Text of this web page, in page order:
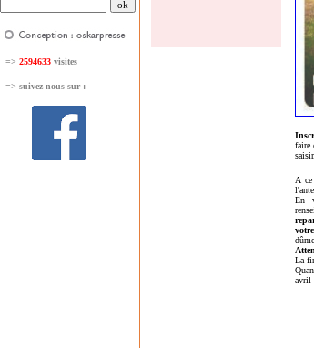
=> 2594633 visites
=> suivez-nous sur :
faire
saisir.
A
En
La
avril